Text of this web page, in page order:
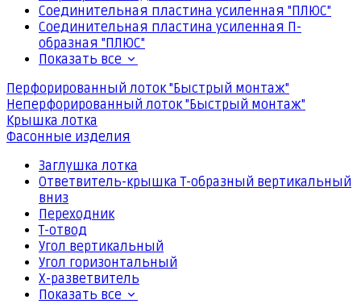
Соединительная пластина усиленная "ПЛЮС"
Соединительная пластина усиленная П-
образная "ПЛЮС"
Показать все
Перфорированный лоток "Быстрый монтаж"
Неперфорированный лоток "Быстрый монтаж"
Крышка лотка
Фасонные изделия
Заглушка лотка
Ответвитель-крышка Т-образный вертикальный
вниз
Переходник
Т-отвод
Угол вертикальный
Угол горизонтальный
Х-разветвитель
Показать все